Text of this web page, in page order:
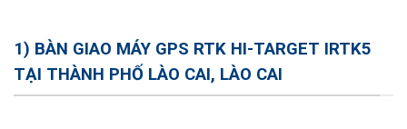
1) BÀN GIAO MÁY GPS RTK HI-TARGET IRTK5
TẠI THÀNH PHỐ LÀO CAI, LÀO CAI